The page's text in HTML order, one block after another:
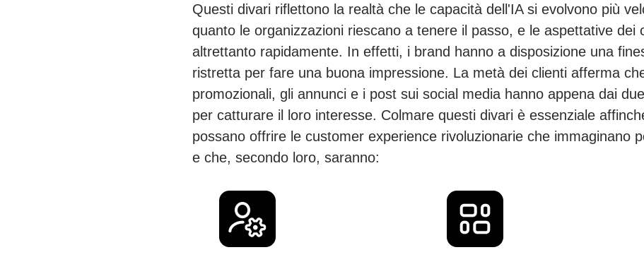
Questi divari riflettono la realtà che le capacità dell'IA si evolvono più
quanto le organizzazioni riescano a tenere il passo, e le aspettative dei
altrettanto rapidamente. In effetti, i brand hanno a disposizione una
ristretta per fare una buona impressione. La metà dei clienti afferma
promozionali, gli annunci e i post sui social media hanno appena dai
per catturare il loro interesse. Colmare questi divari è essenziale
possano offrire le customer experience rivoluzionarie che immaginano
e che, secondo loro, saranno: